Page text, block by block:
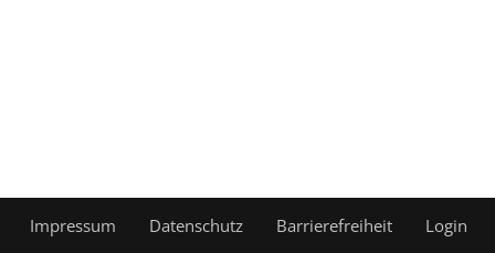
Impressum Datenschutz Barrierefreiheit Login